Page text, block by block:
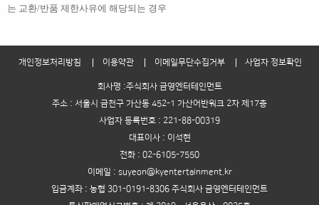
는 교환/반품 제한사유에 해당되는 경우
개인정보처리방침 이용약관 이메일무단수집거부 사업자 정보확인
회사명 :주식회사 금영엔터테인먼트
주소 : 서울시 금천구 가산동 452-1 가산어반워크 2차 제17층
사업자 등록번호 : 221-88-00319
대표이사 : 이석현
전화 : 02-6105-7550
이메일 : suyeon@kyentertainment.kr
입금계좌 : 농협 301-0191-8306 주식회사 금영엔터테인먼트